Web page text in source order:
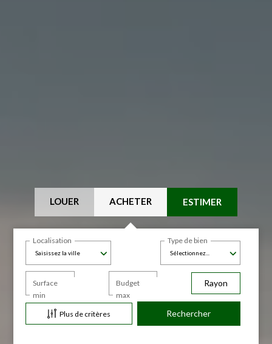
LOUER ACHETER ESTIMER
Saisissez la ville
Localisation
Sélectionnez...
Type de bien
Surface
min
Budget
max
Rayon
Plus de critères